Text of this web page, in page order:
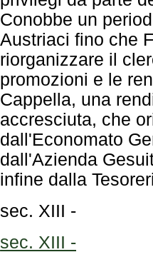
infine dalla
sec. XIII -
sec. XIII -